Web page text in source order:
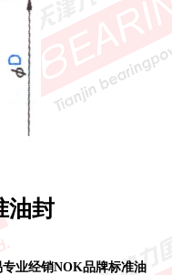
油封
专业经销NOK品牌标准油